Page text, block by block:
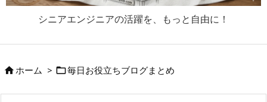
シニアエンジニアの活躍を、もっと自由に！

検索
ホーム > 毎日お役立ちブログまとめ